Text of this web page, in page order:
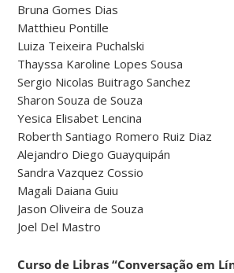
Bruna Gomes Dias
Matthieu Pontille
Luiza Teixeira Puchalski
Thayssa Karoline Lopes Sousa
Sergio Nicolas Buitrago Sanchez
Sharon Souza de Souza
Yesica Elisabet Lencina
Roberth Santiago Romero Ruiz Diaz
Alejandro Diego Guayquipán
Sandra Vazquez Cossio
Magali Daiana Guiu
Jason Oliveira de Souza
Joel Del Mastro
Curso de Libras “Conversação em